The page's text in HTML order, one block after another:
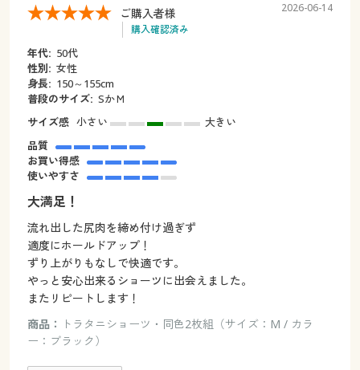
ご購入者様
購入確認済み
2026-06-14
年代: 50代
性別: 女性
身長: 150～155cm
普段のサイズ: SかＭ
サイズ感 小さい
大きい
品質
お買い得感
使いやすさ
大満足！
流れ出した尻肉を締め付け過ぎず
適度にホールドアップ！
ずり上がりもなしで快適です。
やっと安心出来るショーツに出会えました。
またリピートします！
商品：
トラタニショーツ・同色2枚組（サイズ：M / カラ
ー：ブラック）